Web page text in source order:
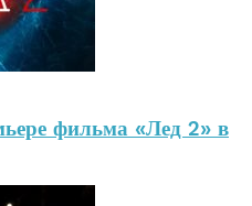
фильма «Лед 2» в